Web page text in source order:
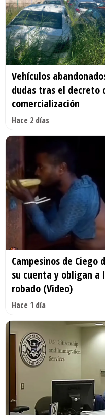
Vehículos
dudas tras el decreto
comercialización
Hace 2 días
Campesinos de
su cuenta y obligan a
robado (Video)
Hace 1 día